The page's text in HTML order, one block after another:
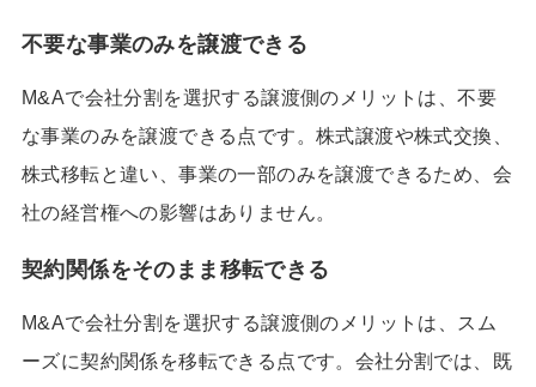
不要な事業のみを譲渡できる
M&Aで会社分割を選択する譲渡側のメリットは、不要
な事業のみを譲渡できる点です。株式譲渡や株式交換、
株式移転と違い、事業の一部のみを譲渡できるため、会
社の経営権への影響はありません。
契約関係をそのまま移転できる
M&Aで会社分割を選択する譲渡側のメリットは、スム
ーズに契約関係を移転できる点です。会社分割では、既